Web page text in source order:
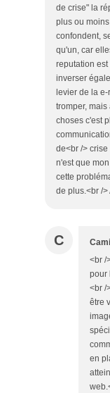
de crise" la
plus ou
confondent,
qu'un, car
reputation
inverser
levier de la
tromper,
choses c'est
de<br />
n'est que
cette
de plus.<br />
C
<br /
pour
<br /
être
en